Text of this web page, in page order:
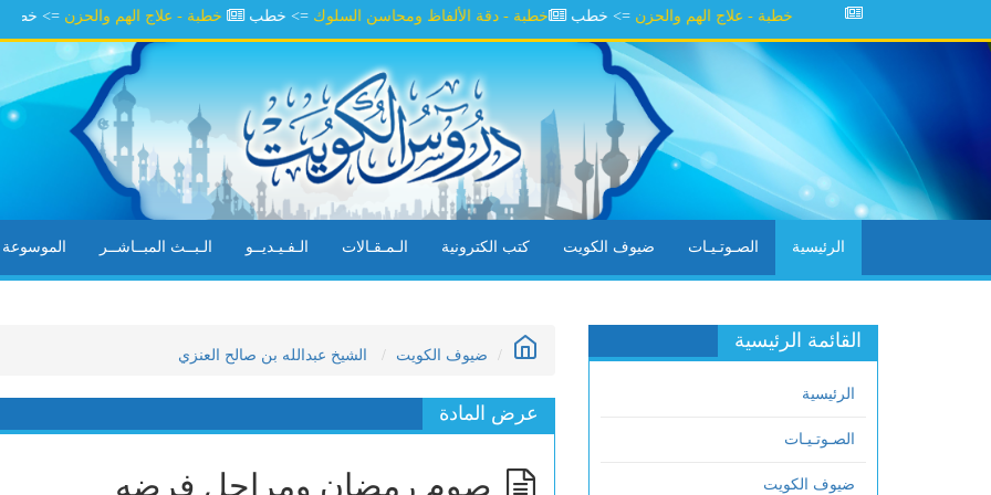
خطبة - علاج الهم والحزن=> خطب خطبة - دقة الألفاظ ومحاسن السلوك=> خطب خطبة - علاج الهم والحزن=> خطب
الرئيسية الصـوتـيـات ضيوف الكويت كتب الكترونية الـمـقـالات الـفـيـديــو الـبــث المبــاشــر الموسوعة
القائمة الرئيسية
الرئيسية
الصـوتـيـات
ضيوف الكويت
ضيوف الكويت الشيخ عبدالله بن صالح العنزي
عرض المادة
صوم رمضان ومراحل فرضه